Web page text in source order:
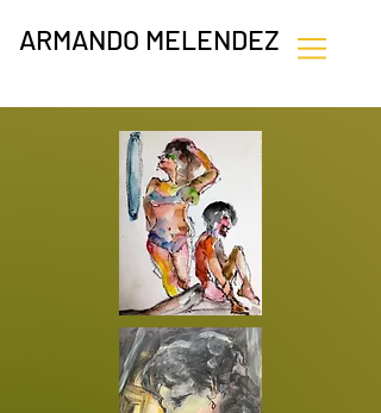
ARMANDO MELENDEZ